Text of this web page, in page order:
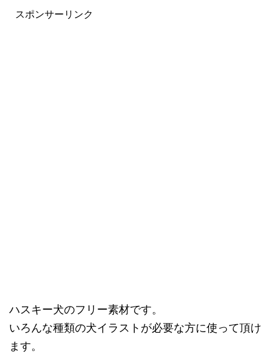
スポンサーリンク
ハスキー犬のフリー素材です。
いろんな種類の犬イラストが必要な方に使って頂け
ます。